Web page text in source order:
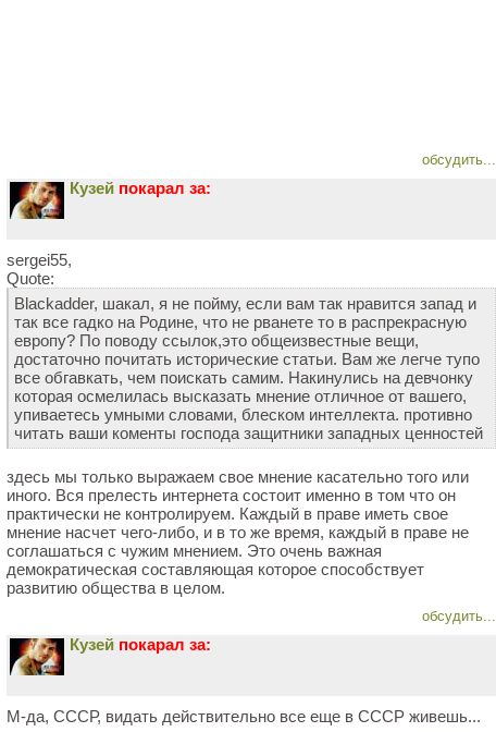
обсудить...
Кузей покарал за:
sergei55,
Quote:
Blackadder, шакал, я не пойму, если вам так нравится запад и
так все гадко на Родине, что не рванете то в распрекрасную
европу? По поводу ссылок,это общеизвестные вещи,
достаточно почитать исторические статьи. Вам же легче тупо
все обгавкать, чем поискать самим. Накинулись на девчонку
которая осмелилась высказать мнение отличное от вашего,
упиваетесь умными словами, блеском интеллекта. противно
читать ваши коменты господа защитники западных ценностей
здесь мы только выражаем свое мнение касательно того или
иного. Вся прелесть интернета состоит именно в том что он
практически не контролируем. Каждый в праве иметь свое
мнение насчет чего-либо, и в то же время, каждый в праве не
соглашаться с чужим мнением. Это очень важная
демократическая составляющая которое способствует
развитию общества в целом.
обсудить...
Кузей покарал за:
М-да, СССР, видать действительно все еще в СССР живешь...